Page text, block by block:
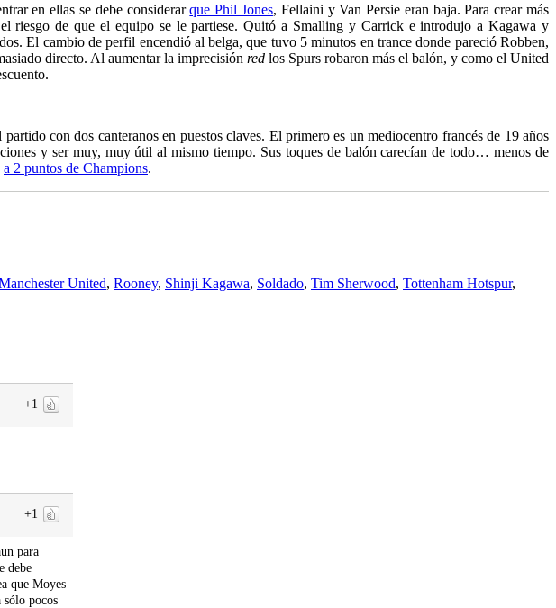
en ellas se debe considerarque Phil Jones, Fellaini y Van Persie eran baja. Para crear más
riesgo de que el equipo se le partiese. Quitó a Smalling y Carrick e introdujo a Kagawa y
El cambio de perfil encendió al belga, que tuvo 5 minutos en trance donde pareció Robben,
directo. Al aumentar la imprecisión red los Spurs robaron más el balón, y como el United
con dos canteranos en puestos claves. El primero es un mediocentro francés de 19 años
y ser muy, muy útil al mismo tiempo. Sus toques de balón carecían de todo… menos de
a 2 puntos de Champions.
United, Rooney, Shinji Kagawa, Soldado, Tim Sherwood, Tottenham Hotspur,
+1
+1
para
debe
que Moyes
sólo pocos